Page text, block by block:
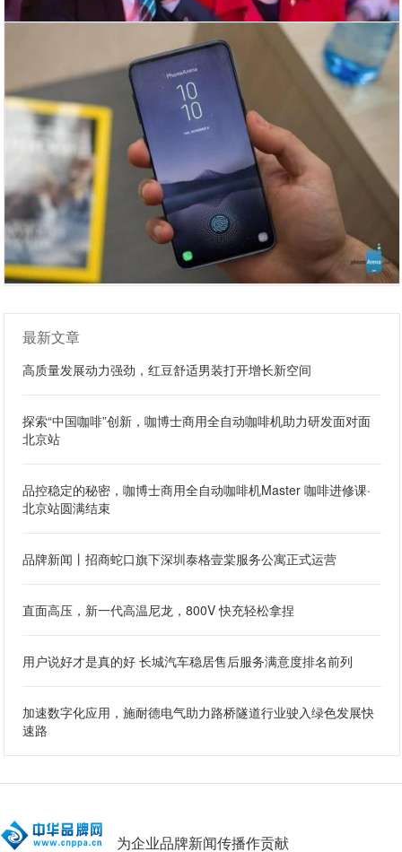
最新文章
高质量发展动力强劲，红豆舒适男装打开增长新空间
探索“中国咖啡”创新，咖博士商用全自动咖啡机助力研发面对面
北京站
品控稳定的秘密，咖博士商用全自动咖啡机Master 咖啡进修课·
北京站圆满结束
品牌新闻丨招商蛇口旗下深圳泰格壹棠服务公寓正式运营
直面高压，新一代高温尼龙，800V 快充轻松拿捏
用户说好才是真的好 长城汽车稳居售后服务满意度排名前列
加速数字化应用，施耐德电气助力路桥隧道行业驶入绿色发展快
速路
为企业品牌新闻传播作贡献